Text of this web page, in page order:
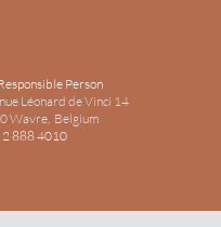
Person
Léonard de Vinci 14
Wavre, Belgium
888 4010